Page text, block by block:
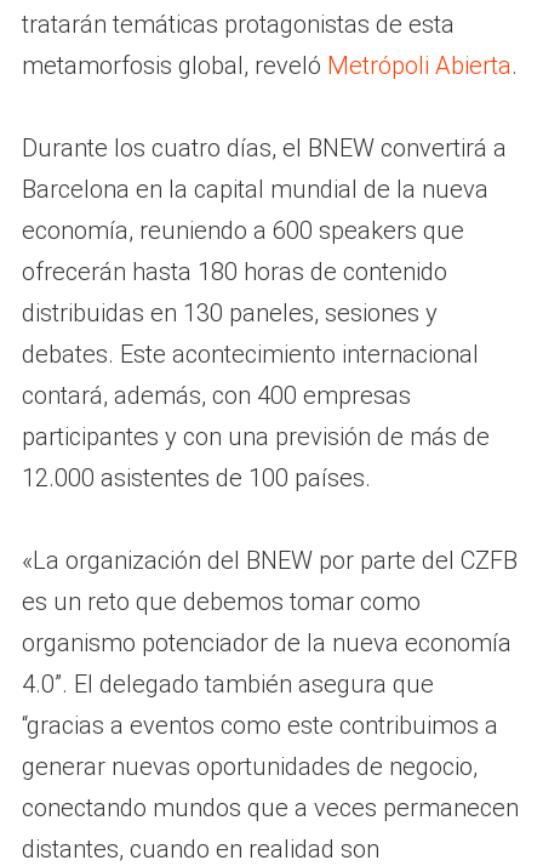
tratarán temáticas protagonistas de esta
metamorfosis global, reveló Metrópoli Abierta.
Durante los cuatro días, el BNEW convertirá a
Barcelona en la capital mundial de la nueva
economía, reuniendo a 600 speakers que
ofrecerán hasta 180 horas de contenido
distribuidas en 130 paneles, sesiones y
debates. Este acontecimiento internacional
contará, además, con 400 empresas
participantes y con una previsión de más de
12.000 asistentes de 100 países.
«La organización del BNEW por parte del CZFB
es un reto que debemos tomar como
organismo potenciador de la nueva economía
4.0”. El delegado también asegura que
“gracias a eventos como este contribuimos a
generar nuevas oportunidades de negocio,
conectando mundos que a veces permanecen
distantes, cuando en realidad son